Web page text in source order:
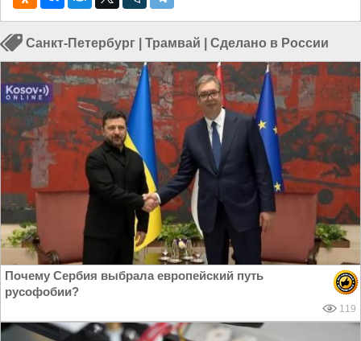
Санкт-Петербург Трамвай Сделано в России
Почему Сербия выбрала европейский путь
русофобии?
119